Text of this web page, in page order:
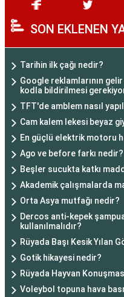
SON EKLENEN
Tarihin ilk çağı nedir?
Google reklamlarının
kodla bildirilmesi
TFT'de amblem nasıl
Cam kalem lekesi beyaz
En güçlü elektrik motoru
Ago ve before farkı nedir?
Beşler sucukta katkı
Akademik çalışmalarda
Orta Asya mutfağı nedir?
Dercos anti-kepek
kullanılmalıdır?
Rüyada Başı Kesik Yılan
Gotik hikayesi nedir?
Rüyada Hayvan
Voleybol topuna hava